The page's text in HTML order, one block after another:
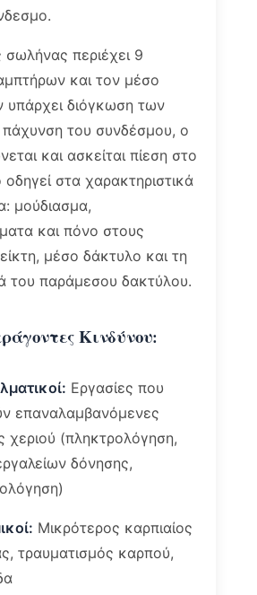
σωλήνας περιέχει 9
και τον μέσο
υπάρχει διόγκωση των
του συνδέσμου, ο
και ασκείται πίεση στο
στα χαρακτηριστικά
μούδιασμα,
και πόνο στους
μέσο δάκτυλο και τη
του παράμεσου δακτύλου.
Κινδύνου:
Εργασίες που
επαναλαμβανόμενες
χεριού (πληκτρολόγηση,
δόνησης,
Μικρότερος καρπιαίος
τραυματισμός καρπού,